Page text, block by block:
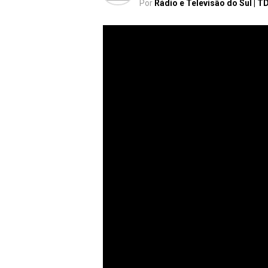
Por Rádio e Televisão do Sul |